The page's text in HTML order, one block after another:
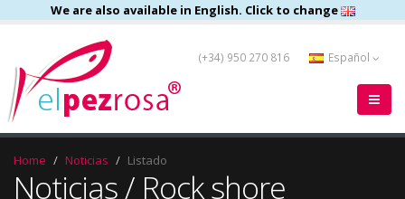
We are also available in English. Click to change
(+34) 950 270 816 Español
Home Noticias Listado
Noticias / Rock shore